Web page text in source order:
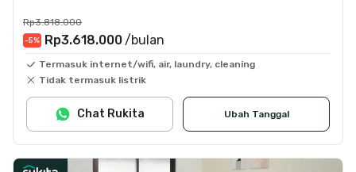
Rp3.818.000
-5% Rp3.618.000 /bulan
Termasuk internet/wifi, air, laundry, cleaning
Tidak termasuk listrik
Ubah Tanggal
Chat Rukita